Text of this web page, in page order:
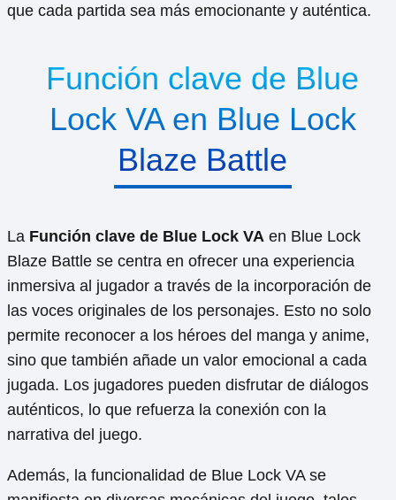
que cada partida sea más emocionante y auténtica.
Función clave de Blue
Lock VA en Blue Lock
Blaze Battle
La Función clave de Blue Lock VA en Blue Lock
Blaze Battle se centra en ofrecer una experiencia
inmersiva al jugador a través de la incorporación de
las voces originales de los personajes. Esto no solo
permite reconocer a los héroes del manga y anime,
sino que también añade un valor emocional a cada
jugada. Los jugadores pueden disfrutar de diálogos
auténticos, lo que refuerza la conexión con la
narrativa del juego.
Además, la funcionalidad de Blue Lock VA se